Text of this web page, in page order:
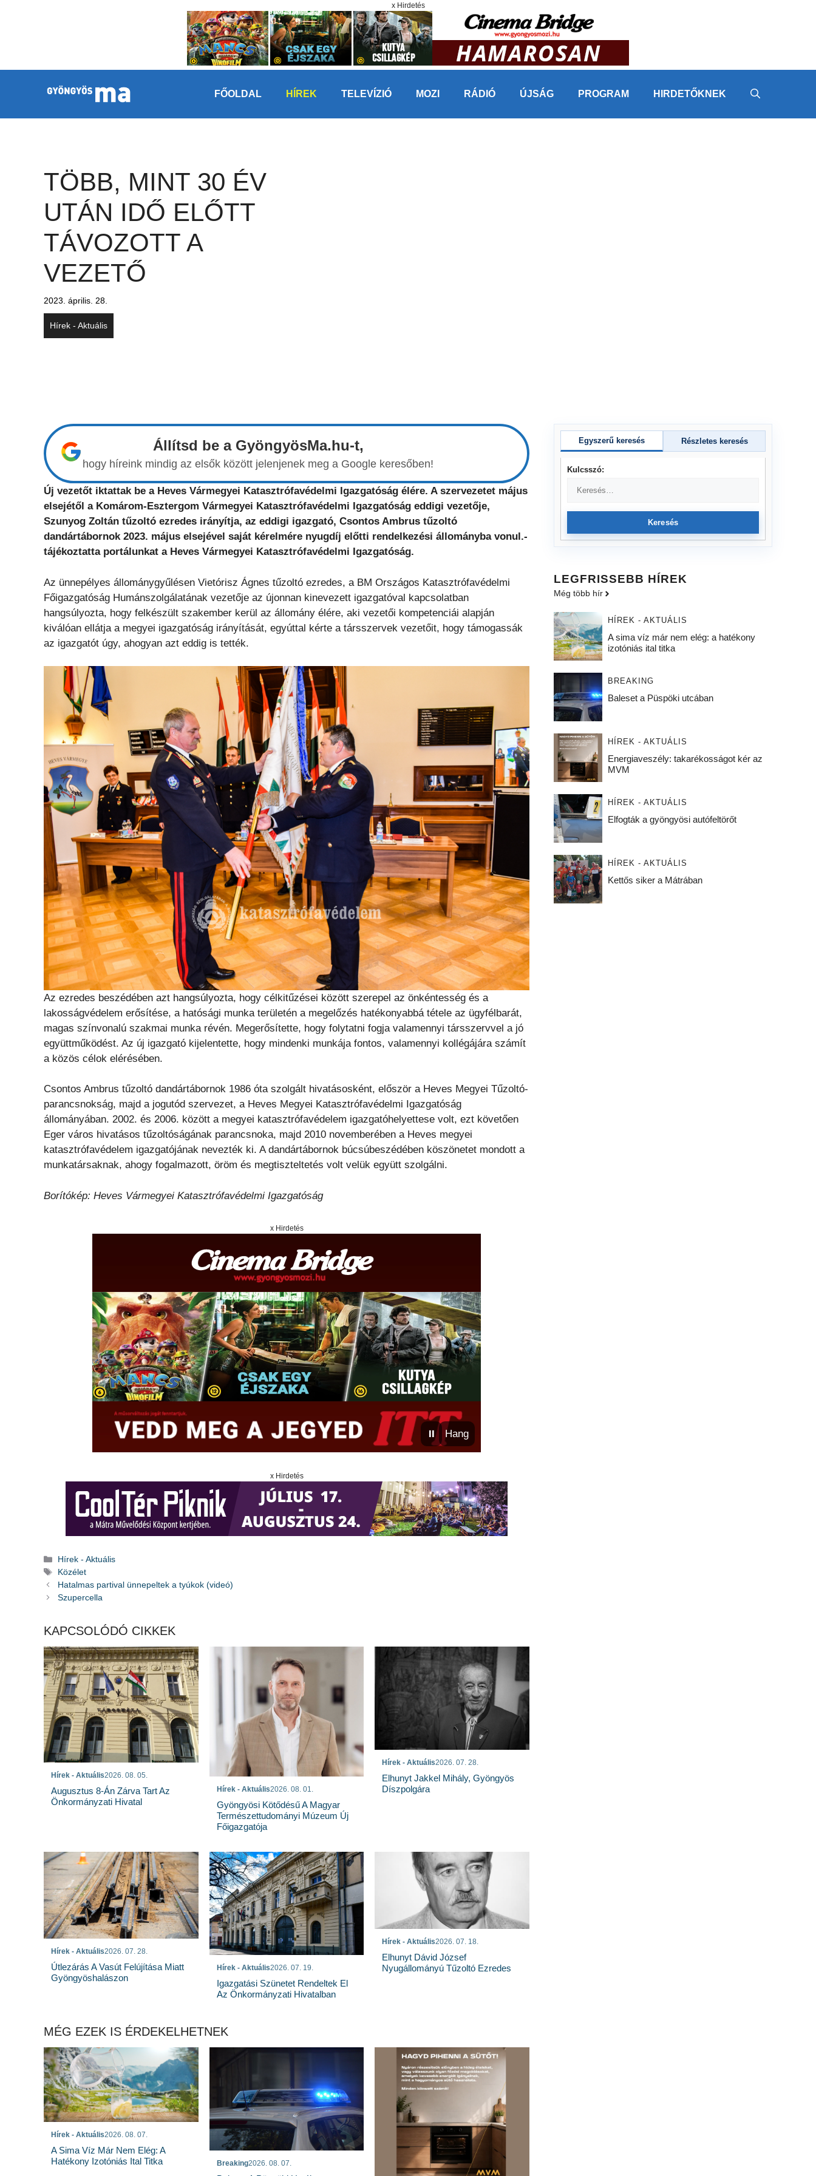
x Hirdetés
FŐOLDAL HÍREK TELEVÍZIÓ MOZI RÁDIÓ ÚJSÁG PROGRAM HIRDETŐKNEK
TÖBB, MINT 30 ÉV
UTÁN IDŐ ELŐTT
TÁVOZOTT A
VEZETŐ
2023. április. 28.
Hírek - Aktuális
Állítsd be a GyöngyösMa.hu-t,
hogy híreink mindig az elsők között jelenjenek meg a Google keresőben!
Új vezetőt iktattak be a Heves Vármegyei Katasztrófavédelmi Igazgatóság élére. A szervezetet május
elsejétől a Komárom-Esztergom Vármegyei Katasztrófavédelmi Igazgatóság eddigi vezetője,
Szunyog Zoltán tűzoltó ezredes irányítja, az eddigi igazgató, Csontos Ambrus tűzoltó
dandártábornok 2023. május elsejével saját kérelmére nyugdíj előtti rendelkezési állományba vonul.-
tájékoztatta portálunkat a Heves Vármegyei Katasztrófavédelmi Igazgatóság.
Az ünnepélyes állománygyűlésen Vietórisz Ágnes tűzoltó ezredes, a BM Országos Katasztrófavédelmi
Főigazgatóság Humánszolgálatának vezetője az újonnan kinevezett igazgatóval kapcsolatban
hangsúlyozta, hogy felkészült szakember kerül az állomány élére, aki vezetői kompetenciái alapján
kiválóan ellátja a megyei igazgatóság irányítását, egyúttal kérte a társszervek vezetőit, hogy támogassák
az igazgatót úgy, ahogyan azt eddig is tették.
Az ezredes beszédében azt hangsúlyozta, hogy célkitűzései között szerepel az önkéntesség és a
lakosságvédelem erősítése, a hatósági munka területén a megelőzés hatékonyabbá tétele az ügyfélbarát,
magas színvonalú szakmai munka révén. Megerősítette, hogy folytatni fogja valamennyi társszervvel a jó
együttműködést. Az új igazgató kijelentette, hogy mindenki munkája fontos, valamennyi kollégájára számít
a közös célok elérésében.
Csontos Ambrus tűzoltó dandártábornok 1986 óta szolgált hivatásosként, először a Heves Megyei Tűzoltó-
parancsnokság, majd a jogutód szervezet, a Heves Megyei Katasztrófavédelmi Igazgatóság
állományában. 2002. és 2006. között a megyei katasztrófavédelem igazgatóhelyettese volt, ezt követően
Eger város hivatásos tűzoltóságának parancsnoka, majd 2010 novemberében a Heves megyei
katasztrófavédelem igazgatójának nevezték ki. A dandártábornok búcsúbeszédében köszönetet mondott a
munkatársaknak, ahogy fogalmazott, öröm és megtiszteltetés volt velük együtt szolgálni.
Borítókép: Heves Vármegyei Katasztrófavédelmi Igazgatóság
x Hirdetés
⏸ Hang
x Hirdetés
Kategória
Hírek - Aktuális
Címkék
Közélet
Hatalmas partival ünnepeltek a tyúkok (videó)
Szupercella
KAPCSOLÓDÓ CIKKEK
Hírek - Aktuális2026. 08. 05.
Augusztus 8-Án Zárva Tart Az
Önkormányzati Hivatal
Hírek - Aktuális2026. 08. 01.
Gyöngyösi Kötődésű A Magyar
Természettudományi Múzeum Új
Főigazgatója
Hírek - Aktuális2026. 07. 28.
Elhunyt Jakkel Mihály, Gyöngyös
Díszpolgára
Hírek - Aktuális2026. 07. 28.
Útlezárás A Vasút Felújítása Miatt
Gyöngyöshalászon
Hírek - Aktuális2026. 07. 19.
Igazgatási Szünetet Rendeltek El
Az Önkormányzati Hivatalban
Hírek - Aktuális2026. 07. 18.
Elhunyt Dávid József
Nyugállományú Tűzoltó Ezredes
MÉG EZEK IS ÉRDEKELHETNEK
Hírek - Aktuális2026. 08. 07.
A Sima Víz Már Nem Elég: A
Hatékony Izotóniás Ital Titka
Breaking2026. 08. 07.
Egyszerű keresés Részletes keresés
Kulcsszó:
Keresés
LEGFRISSEBB HÍREK
Még több hír
HÍREK - AKTUÁLIS
A sima víz már nem elég: a hatékony
izotóniás ital titka
BREAKING
Baleset a Püspöki utcában
HÍREK - AKTUÁLIS
Energiaveszély: takarékosságot kér az
MVM
HÍREK - AKTUÁLIS
Elfogták a gyöngyösi autófeltörőt
HÍREK - AKTUÁLIS
Kettős siker a Mátrában